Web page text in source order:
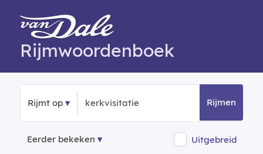
Rijmwoordenboek
Rijmt op Rijmen
Eerder bekeken Uitgebreid